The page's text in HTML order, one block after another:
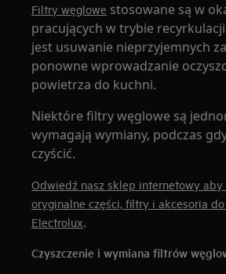
Filtry węglowe stosowane są w
pracujących w trybie
jest usuwanie nieprzyjemnych
ponowne wprowadzanie
powietrza do kuchni.
Niektóre filtry węglowe są
wymagają wymiany, podczas
czyścić.
Odwiedź nasz sklep internetowy aby
oryginalne części, filtry i akcesoria
Electrolux.
Czyszczenie i wymiana filtrów